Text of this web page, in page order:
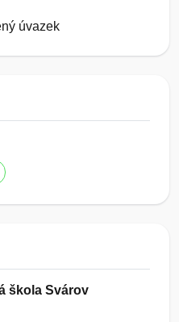
úvazek
škola Svárov